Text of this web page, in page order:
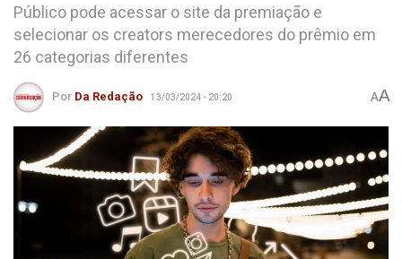
Público pode acessar o site da premiação e
selecionar os creators merecedores do prêmio em
26 categorias diferentes
Por Da Redação 13/03/2024 - 20:20 AA